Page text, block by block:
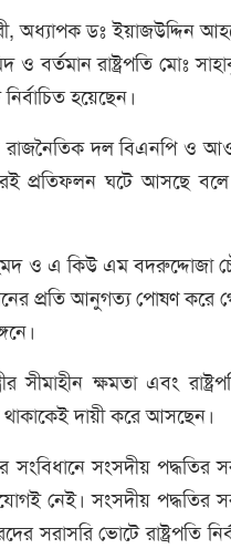
ডঃ ইয়াজউদ্দিন
বর্তমান রাষ্ট্রপতি মোঃ
হয়েছেন।
রাজনৈতিক দল বিএনপি ও
প্রতিফলন ঘটে আসছে
ও এ কিউ এম বদরুদ্দোজা
প্রতি আনুগত্য পোষণ করে
সীমাহীন ক্ষমতা এবং
থাকাকেই দায়ী করে আসছেন।
সংবিধানে সংসদীয় পদ্ধতির
নেই। সংসদীয় পদ্ধতির
ভোটে রাষ্ট্রপতি